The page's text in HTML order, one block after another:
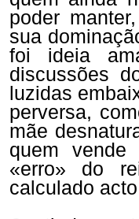
poder
sua
foi ideia
discussões
luzidas
perversa,
mãe
quem
«erro» do
calculado